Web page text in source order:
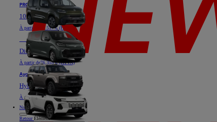
PROACE VERSO
100% électrique ou Diesel
À partir de 40.517 € (HTVA)
NouveauLand Cruiser
Diesel
À partir de76.355 € (HTVA)
Aygo X
Hybride
À partir de18.769 € (HTVA)
Nos offres
RetourÉlément